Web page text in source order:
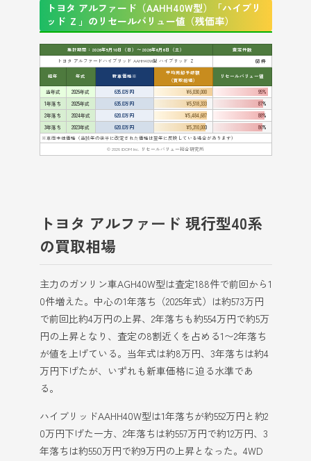
トヨタ アルファード（AAHH40W型）「ハイブリ
ッド Ｚ」のリセールバリュー値（残価率）
集計期間：2026年5月10日（日）〜2026年6月6日（土）
査定件数
トヨタ アルファードハイブリッド AAHH40W型 ハイブリッド Ｚ
68 件
経年 年式 新車価格※
平均売却予想額
（買取相場）
リセールバリュー値
当年式 2026年式 635.0万円 ¥6,030,000
95%
1年落ち
2025年式 635.0万円 ¥5,518,333
87%
2年落ち
2024年式 620.0万円 ¥5,484,687
88%
3年落ち
2023年式 620.0万円 ¥5,310,000
86%
※車両本体価格（当該年の後半に改定された価格は翌年に反映している場合があります）
© 2026 IDOM Inc. リセールバリュー総合研究所
トヨタ アルファード 現行型40系
の買取相場
主力のガソリン車AGH40W型は査定188件で前回から1
0件増えた。中心の1年落ち（2025年式）は約573万円
で前回比約4万円の上昇、2年落ちも約554万円で約5万
円の上昇となり、査定の8割近くを占める1〜2年落ち
が値を上げている。当年式は約8万円、3年落ちは約4
万円下げたが、いずれも新車価格に迫る水準であ
る。
ハイブリッドAAHH40W型は1年落ちが約552万円と約2
0万円下げた一方、2年落ちは約557万円で約12万円、3
年落ちは約550万円で約9万円の上昇となった。4WD